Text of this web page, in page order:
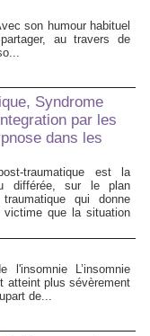
son humour habituel
au travers de
Syndrome
par les
dans les
traumatique est la
différée, sur le plan
qui donne
victime que la situation
l'insomnie L’insomnie
atteint plus sévèrement
de...